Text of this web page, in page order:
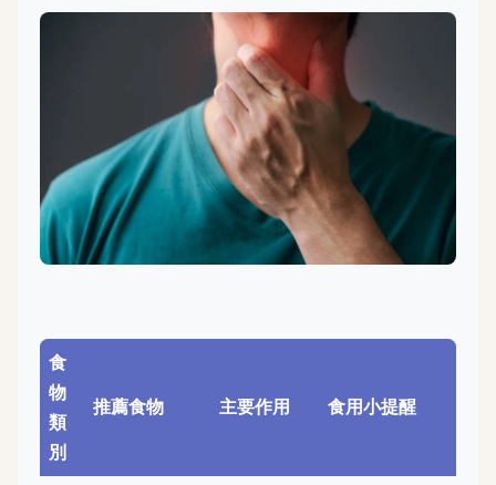
食
物
類
別
推薦食物 主要作用 食用小提醒